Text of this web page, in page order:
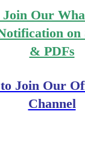
Our
& PDFs
Join Our
Channel